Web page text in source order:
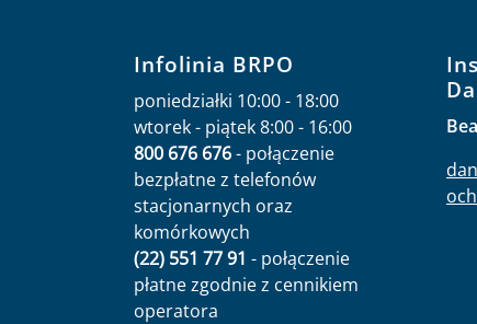
Infolinia BRPO
poniedziałki 10:00 - 18:00
wtorek - piątek 8:00 - 16:00
800 676 676- połączenie
bezpłatne z telefonów
stacjonarnych oraz
komórkowych
(22) 551 77 91 - połączenie
płatne zgodnie z cennikiem
operatora